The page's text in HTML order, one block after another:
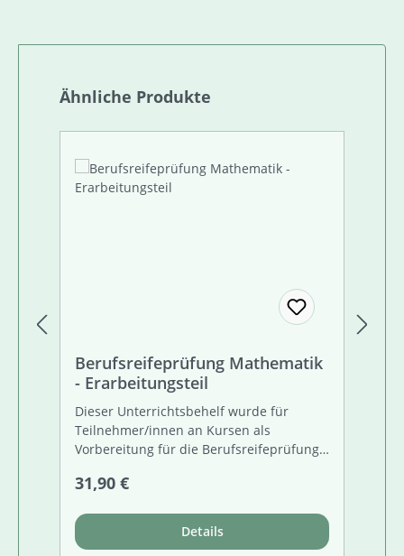
Produktgalerie überspringen
Ähnliche Produkte
Berufsreifeprüfung Mathematik
- Erarbeitungsteil
Dieser Unterrichtsbehelf wurde für
Teilnehmer/innen an Kursen als
Vorbereitung für die Berufsreifeprüfung
und angewandter Mathematik entwickelt.
muss diese Berufsreifeprüfung (auch
Lehre mit Matura) zentral als
Regulärer Preis:
31,90 €
Details